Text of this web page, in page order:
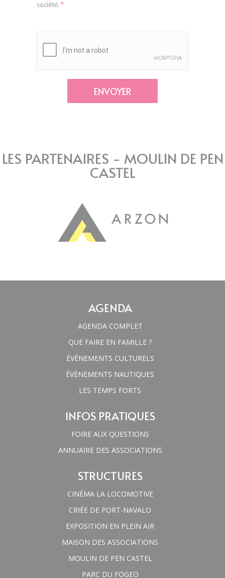
société.
LES PARTENAIRES - MOULIN DE PEN
CASTEL
AGENDA
AGENDA COMPLET
QUE FAIRE EN FAMILLE ?
ÉVÈNEMENTS CULTURELS
ÉVÈNEMENTS NAUTIQUES
LES TEMPS FORTS
INFOS PRATIQUES
FOIRE AUX QUESTIONS
ANNUAIRE DES ASSOCIATIONS
STRUCTURES
CINÉMA LA LOCOMOTIVE
CRIÉE DE PORT-NAVALO
EXPOSITION EN PLEIN AIR
MAISON DES ASSOCIATIONS
MOULIN DE PEN CASTEL
PARC DU FOGEO